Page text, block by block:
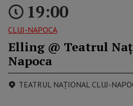
19:00
CLUJ-NAPOCA
Elling @ Teatrul
Napoca
TEATRUL NAŢIONAL CLUJ-